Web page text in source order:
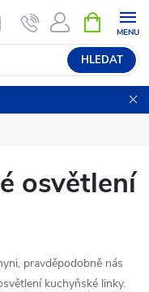
HLEDAT
NÁKUPNÍ
KOŠÍK
osvětlení
pravděpodobně nás
kuchyňské linky.